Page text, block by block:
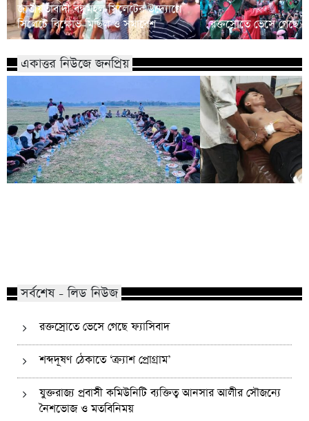
জাতীয়তাবাদী বন্ধুমহল সিলেটের উদ্যোগে
সিলেটে বিক্ষোভ মিছিল ও সমাবেশ
রক্তস্রোতে ভেসে গেছে
একাত্তর নিউজে জনপ্রিয়
সর্বশেষ - লিড নিউজ
রক্তস্রোতে ভেসে গেছে ফ্যাসিবাদ
শব্দদূষণ ঠেকাতে ‘ক্র্যাশ প্রোগ্রাম’
যুক্তরাজ্য প্রবাসী কমিউনিটি ব্যক্তিত্ব আনসার আলীর সৌজন্যে
নৈশভোজ ও মতবিনিময়